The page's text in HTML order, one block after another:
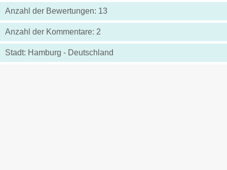
Anzahl der Bewertungen: 13
Anzahl der Kommentare: 2
Stadt: Hamburg - Deutschland